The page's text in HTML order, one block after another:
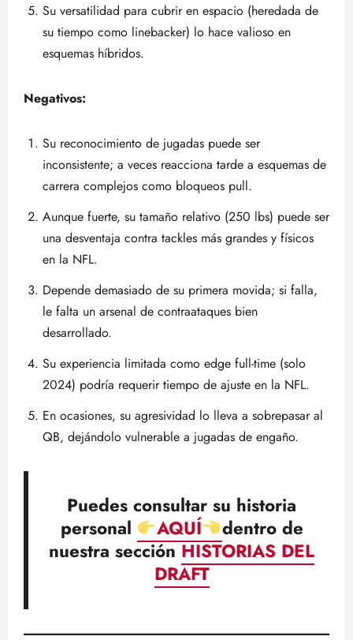
Su versatilidad para cubrir en espacio (heredada de
su tiempo como linebacker) lo hace valioso en
esquemas híbridos.
Negativos:
Su reconocimiento de jugadas puede ser
inconsistente; a veces reacciona tarde a esquemas de
carrera complejos como bloqueos pull.
Aunque fuerte, su tamaño relativo (250 lbs) puede ser
una desventaja contra tackles más grandes y físicos
en la NFL.
Depende demasiado de su primera movida; si falla,
le falta un arsenal de contraataques bien
desarrollado.
Su experiencia limitada como edge full-time (solo
2024) podría requerir tiempo de ajuste en la NFL.
En ocasiones, su agresividad lo lleva a sobrepasar al
QB, dejándolo vulnerable a jugadas de engaño.
Puedes consultar su historia
personal
AQUÍ
dentro de
nuestra sección HISTORIAS DEL
DRAFT